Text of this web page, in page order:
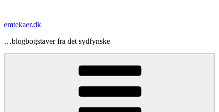
indhold
emtekaer.dk
…blogbogstaver fra det sydfynske